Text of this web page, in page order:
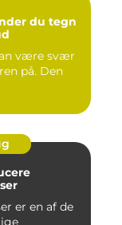
du tegn
være svær
på. Den
er en af de